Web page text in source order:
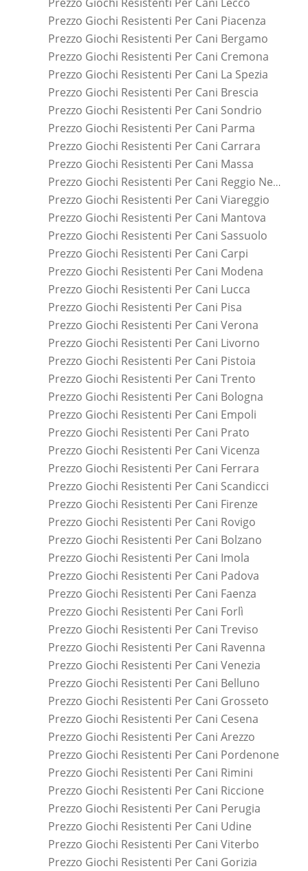
Prezzo Giochi Resistenti Per Cani Piacenza
Prezzo Giochi Resistenti Per Cani Bergamo
Prezzo Giochi Resistenti Per Cani Cremona
Prezzo Giochi Resistenti Per Cani La Spezia
Prezzo Giochi Resistenti Per Cani Brescia
Prezzo Giochi Resistenti Per Cani Sondrio
Prezzo Giochi Resistenti Per Cani Parma
Prezzo Giochi Resistenti Per Cani Carrara
Prezzo Giochi Resistenti Per Cani Massa
Prezzo Giochi Resistenti Per Cani Reggio Nell'emilia
Prezzo Giochi Resistenti Per Cani Viareggio
Prezzo Giochi Resistenti Per Cani Mantova
Prezzo Giochi Resistenti Per Cani Sassuolo
Prezzo Giochi Resistenti Per Cani Carpi
Prezzo Giochi Resistenti Per Cani Modena
Prezzo Giochi Resistenti Per Cani Lucca
Prezzo Giochi Resistenti Per Cani Pisa
Prezzo Giochi Resistenti Per Cani Verona
Prezzo Giochi Resistenti Per Cani Livorno
Prezzo Giochi Resistenti Per Cani Pistoia
Prezzo Giochi Resistenti Per Cani Trento
Prezzo Giochi Resistenti Per Cani Bologna
Prezzo Giochi Resistenti Per Cani Empoli
Prezzo Giochi Resistenti Per Cani Prato
Prezzo Giochi Resistenti Per Cani Vicenza
Prezzo Giochi Resistenti Per Cani Ferrara
Prezzo Giochi Resistenti Per Cani Scandicci
Prezzo Giochi Resistenti Per Cani Firenze
Prezzo Giochi Resistenti Per Cani Rovigo
Prezzo Giochi Resistenti Per Cani Bolzano
Prezzo Giochi Resistenti Per Cani Imola
Prezzo Giochi Resistenti Per Cani Padova
Prezzo Giochi Resistenti Per Cani Faenza
Prezzo Giochi Resistenti Per Cani Forlì
Prezzo Giochi Resistenti Per Cani Treviso
Prezzo Giochi Resistenti Per Cani Ravenna
Prezzo Giochi Resistenti Per Cani Venezia
Prezzo Giochi Resistenti Per Cani Belluno
Prezzo Giochi Resistenti Per Cani Grosseto
Prezzo Giochi Resistenti Per Cani Cesena
Prezzo Giochi Resistenti Per Cani Arezzo
Prezzo Giochi Resistenti Per Cani Pordenone
Prezzo Giochi Resistenti Per Cani Rimini
Prezzo Giochi Resistenti Per Cani Riccione
Prezzo Giochi Resistenti Per Cani Perugia
Prezzo Giochi Resistenti Per Cani Udine
Prezzo Giochi Resistenti Per Cani Viterbo
Prezzo Giochi Resistenti Per Cani Gorizia